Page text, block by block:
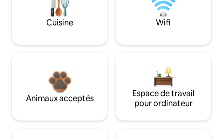
Cuisine Wifi
Animaux acceptés
Espace de travail
pour ordinateur